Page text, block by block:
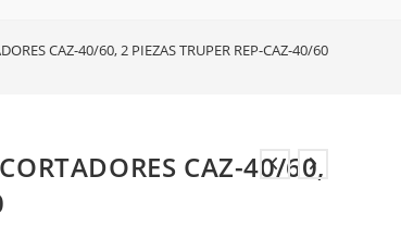
CAZ-40/60, 2 PIEZAS TRUPER REP-CAZ-40/60
CAZ-40/60,